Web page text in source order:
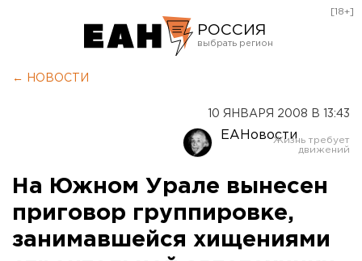
РОССИЯ
Оренбург
[18+]
← НОВОСТИ
10 ЯНВАРЯ 2008 В 13:43
ЕАНовости
На Южном Урале вынесен
приговор группировке,
занимавшейся хищениями